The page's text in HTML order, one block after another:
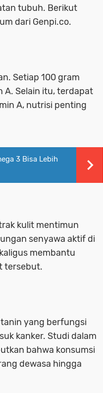
tubuh. Berikut
dari Genpi.co.
Setiap 100 gram
A. Selain itu, terdapat
A, nutrisi penting
3 Bisa Lebih
kulit mentimun
senyawa aktif di
membantu
tersebut.
yang berfungsi
kanker. Studi dalam
bahwa konsumsi
dewasa hingga